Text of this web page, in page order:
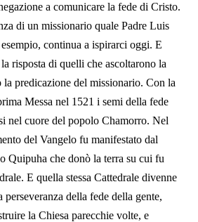
a comunicare la fede di Cristo.
di un missionario quale Padre Luis
continua a ispirarci oggi. E
risposta di quelli che ascoltarono la
predicazione del missionario. Con la
Messa nel 1521 i semi della fede
nel cuore del popolo Chamorro. Nel
del Vangelo fu manifestato dal
Quipuha che donò la terra su cui fu
E quella stessa Cattedrale divenne
della fede della gente,
la Chiesa parecchie volte, e